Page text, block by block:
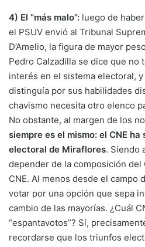
4) El “más malo”: luego de
el PSUV envió al Tribunal
D’Amelio, la figura de mayor
Pedro Calzadilla se dice que no
interés en el sistema electoral,
distinguía por sus habilidades
chavismo necesita otro elenco
No obstante, al margen de los
siempre es el mismo: el CNE
electoral de Miraflores. Siendo
depender de la composición del
CNE. Al menos desde el campo
votar por una opción que sepa
cambio de las mayorías. ¿Cuál
“espantavotos”? Sí,
recordarse que los triunfos